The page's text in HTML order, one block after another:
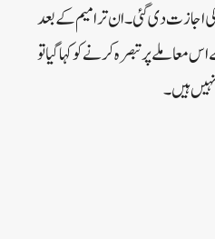
اجازت دی گئی۔ ان ترامیم کے بعد
پر تبصرہ کرنے کو کہا گیا تو
ہیں۔